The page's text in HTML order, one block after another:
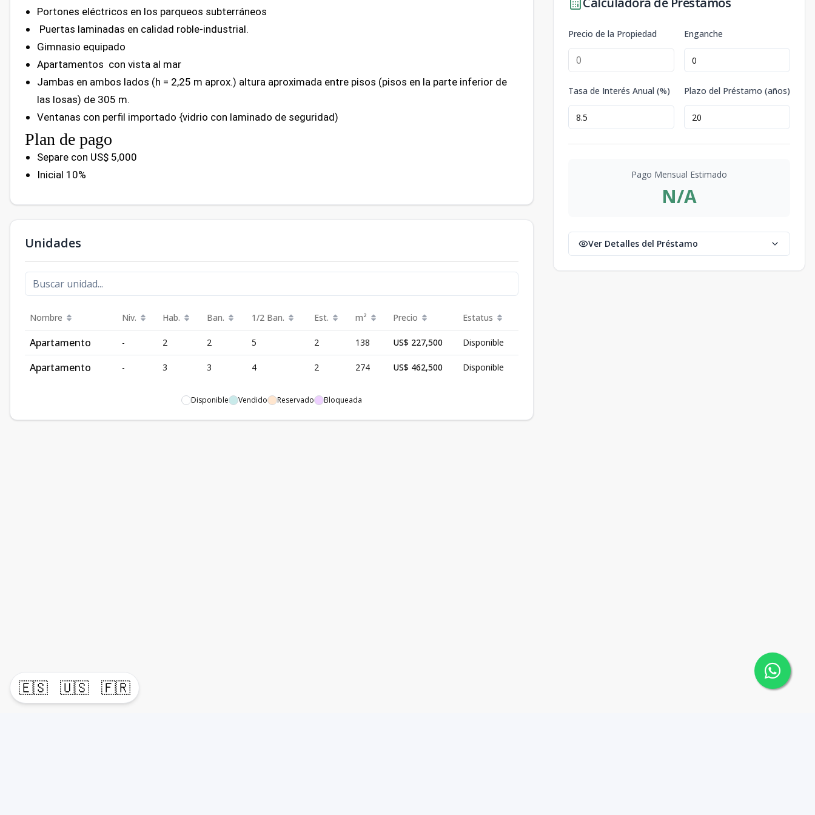
🇪🇸 🇺🇸 🇫🇷
Portones eléctricos en los parqueos subterráneos
Puertas laminadas en calidad roble-industrial.
Gimnasio equipado
Apartamentos con vista al mar
Jambas en ambos lados (h = 2,25 m aprox.) altura aproximada entre pisos (pisos en la parte inferior de
las losas) de 305 m.
Ventanas con perfil importado {vidrio con laminado de seguridad)
Plan de pago
Separe con US$ 5,000
Inicial 10%
Unidades
Nombre Niv. Hab. Ban. 1/2 Ban. Est. m² Precio Estatus
Apartamento - 2 2 5 2 138 US$ 227,500 Disponible
Apartamento - 3 3 4 2 274 US$ 462,500 Disponible
Disponible Vendido Reservado Bloqueada
Precio de la Propiedad Enganche
Tasa de Interés Anual (%) Plazo del Préstamo (años)
Pago Mensual Estimado
N/A
Ver Detalles del Préstamo